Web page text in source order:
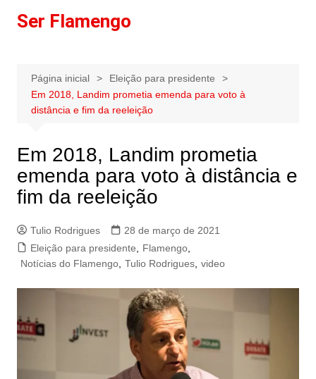
paraSer Flamengo
Página inicial
Eleição para presidente
Em 2018, Landim prometia emenda para voto à
distância e fim da reeleição
Em 2018, Landim prometia
emenda para voto à distância e
fim da reeleição
Tulio Rodrigues
28 de março de 2021
Eleição para presidente
Flamengo,
Notícias do Flamengo, Tulio Rodrigues, video